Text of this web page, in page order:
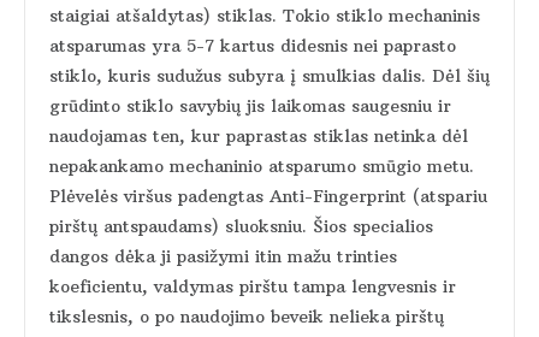
staigiai atšaldytas) stiklas. Tokio stiklo mechaninis
atsparumas yra 5-7 kartus didesnis nei paprasto
stiklo, kuris sudužus subyra į smulkias dalis. Dėl šių
grūdinto stiklo savybių jis laikomas saugesniu ir
naudojamas ten, kur paprastas stiklas netinka dėl
nepakankamo mechaninio atsparumo smūgio metu.
Plėvelės viršus padengtas Anti-Fingerprint (atspariu
pirštų antspaudams) sluoksniu. Šios specialios
dangos dėka ji pasižymi itin mažu trinties
koeficientu, valdymas pirštu tampa lengvesnis ir
tikslesnis, o po naudojimo beveik nelieka pirštų